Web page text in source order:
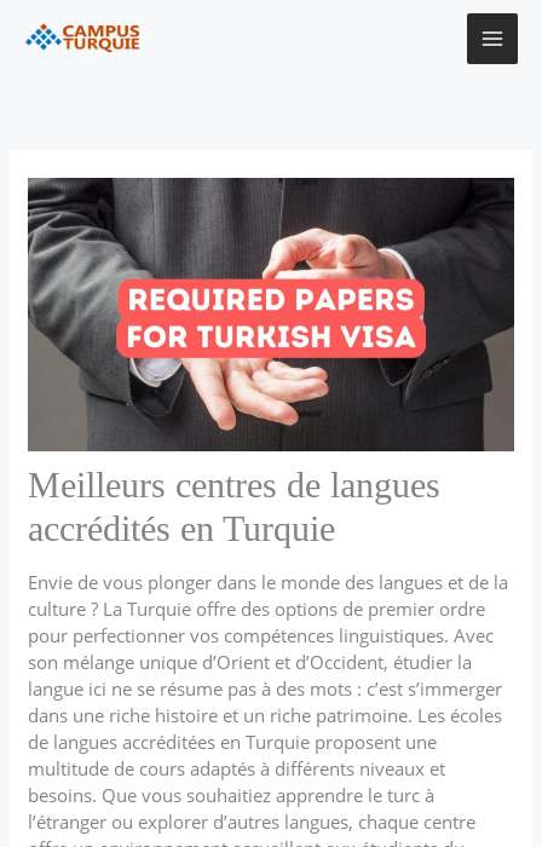
Meilleurs centres de langues
accrédités en Turquie
Envie de vous plonger dans le monde des langues et de la
culture ? La Turquie offre des options de premier ordre
pour perfectionner vos compétences linguistiques. Avec
son mélange unique d’Orient et d’Occident, étudier la
langue ici ne se résume pas à des mots : c’est s’immerger
dans une riche histoire et un riche patrimoine. Les écoles
de langues accréditées en Turquie proposent une
multitude de cours adaptés à différents niveaux et
besoins. Que vous souhaitiez apprendre le turc à
l’étranger ou explorer d’autres langues, chaque centre